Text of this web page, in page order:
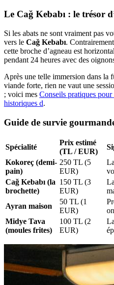
Le Cağ Kebabı : le trésor
Si les abats ne sont vraiment pas
vers le Cağ Kebabı.
cette broche d’agneau est
pendant 24 heures avec des
Après une telle immersion dans la
viande forte, rien ne vaut une
; voici mes Conseils pratiques
historiques d.
Guide de survie
Spécialité
Prix estimé
(TL / EUR)
Kokoreç (demi-
pain)
250 TL (5
EUR)
Cağ Kebabı (la
brochette)
150 TL (3
EUR)
Ayran maison
50 TL (1
EUR)
Midye Tava
(moules frites)
100 TL (2
EUR)